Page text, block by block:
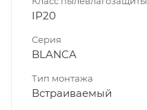
IP20
Серия
BLANCA
Тип монтажа
Встраиваемый